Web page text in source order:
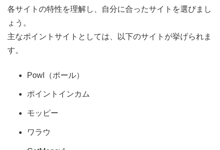
各サイトの特性を理解し、自分に合ったサイトを選びまし
ょう。
主なポイントサイトとしては、以下のサイトが挙げられま
す。
Powl（ポール）
ポイントインカム
モッピー
ワラウ